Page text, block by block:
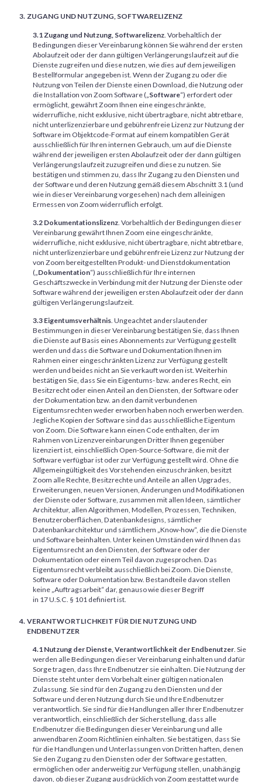
ZUGANG UND NUTZUNG, SOFTWARELIZENZ
3.1 Zugang und Nutzung, Softwarelizenz. Vorbehaltlich der
Bedingungen dieser Vereinbarung können Sie während der ersten
Abolaufzeit oder der dann gültigen Verlängerungslaufzeit auf die
Dienste zugreifen und diese nutzen, wie dies auf dem jeweiligen
Bestellformular angegeben ist. Wenn der Zugang zu oder die
Nutzung von Teilen der Dienste einen Download, die Nutzung oder
die Installation von Zoom Software („Software“) erfordert oder
ermöglicht, gewährt Zoom Ihnen eine eingeschränkte,
widerrufliche, nicht exklusive, nicht übertragbare, nicht abtretbare,
nicht unterlizenzierbare und gebührenfreie Lizenz zur Nutzung der
Software im Objektcode-Format auf einem kompatiblen Gerät
ausschließlich für Ihren internen Gebrauch, um auf die Dienste
während der jeweiligen ersten Abolaufzeit oder der dann gültigen
Verlängerungslaufzeit zuzugreifen und diese zu nutzen. Sie
bestätigen und stimmen zu, dass Ihr Zugang zu den Diensten und
der Software und deren Nutzung gemäß diesem Abschnitt 3.1 (und
wie in dieser Vereinbarung vorgesehen) nach dem alleinigen
Ermessen von Zoom widerruflich erfolgt.
3.2 Dokumentationslizenz. Vorbehaltlich der Bedingungen dieser
Vereinbarung gewährt Ihnen Zoom eine eingeschränkte,
widerrufliche, nicht exklusive, nicht übertragbare, nicht abtretbare,
nicht unterlizenzierbare und gebührenfreie Lizenz zur Nutzung der
von Zoom bereitgestellten Produkt- und Dienstdokumentation
(„Dokumentation“) ausschließlich für Ihre internen
Geschäftszwecke in Verbindung mit der Nutzung der Dienste oder
Software während der jeweiligen ersten Abolaufzeit oder der dann
gültigen Verlängerungslaufzeit.
3.3 Eigentumsverhältnis. Ungeachtet anderslautender
Bestimmungen in dieser Vereinbarung bestätigen Sie, dass Ihnen
die Dienste auf Basis eines Abonnements zur Verfügung gestellt
werden und dass die Software und Dokumentation Ihnen im
Rahmen einer eingeschränkten Lizenz zur Verfügung gestellt
werden und beides nicht an Sie verkauft worden ist. Weiterhin
bestätigen Sie, dass Sie ein Eigentums- bzw. anderes Recht, ein
Besitzrecht oder einen Anteil an den Diensten, der Software oder
der Dokumentation bzw. an den damit verbundenen
Eigentumsrechten weder erworben haben noch erwerben werden.
Jegliche Kopien der Software sind das ausschließliche Eigentum
von Zoom. Die Software kann einen Code enthalten, der im
Rahmen von Lizenzvereinbarungen Dritter Ihnen gegenüber
lizenziert ist, einschließlich Open-Source-Software, die mit der
Software verfügbar ist oder zur Verfügung gestellt wird. Ohne die
Allgemeingültigkeit des Vorstehenden einzuschränken, besitzt
Zoom alle Rechte, Besitzrechte und Anteile an allen Upgrades,
Erweiterungen, neuen Versionen, Änderungen und Modifikationen
der Dienste oder Software, zusammen mit allen Ideen, sämtlicher
Architektur, allen Algorithmen, Modellen, Prozessen, Techniken,
Benutzeroberflächen, Datenbankdesigns, sämtlicher
Datenbankarchitektur und sämtlichem „Know-how“, die die Dienste
und Software beinhalten. Unter keinen Umständen wird Ihnen das
Eigentumsrecht an den Diensten, der Software oder der
Dokumentation oder einem Teil davon zugesprochen. Das
Eigentumsrecht verbleibt ausschließlich bei Zoom. Die Dienste,
Software oder Dokumentation bzw. Bestandteile davon stellen
keine „Auftragsarbeit“ dar, genauso wie dieser Begriff
in 17 U.S.C. § 101 definiert ist.
VERANTWORTLICHKEIT FÜR DIE NUTZUNG UND
ENDBENUTZER
4.1 Nutzung der Dienste, Verantwortlichkeit der Endbenutzer. Sie
werden alle Bedingungen dieser Vereinbarung einhalten und dafür
Sorge tragen, dass Ihre Endbenutzer sie einhalten. Die Nutzung der
Dienste steht unter dem Vorbehalt einer gültigen nationalen
Zulassung. Sie sind für den Zugang zu den Diensten und der
Software und deren Nutzung durch Sie und Ihre Endbenutzer
verantwortlich. Sie sind für die Handlungen aller Ihrer Endbenutzer
verantwortlich, einschließlich der Sicherstellung, dass alle
Endbenutzer die Bedingungen dieser Vereinbarung und alle
anwendbaren Zoom Richtlinien einhalten. Sie bestätigen, dass Sie
für die Handlungen und Unterlassungen von Dritten haften, denen
Sie den Zugang zu den Diensten oder der Software gestatten,
ermöglichen oder anderweitig zur Verfügung stellen, unabhängig
davon, ob dieser Zugang ausdrücklich von Zoom gestattet wurde